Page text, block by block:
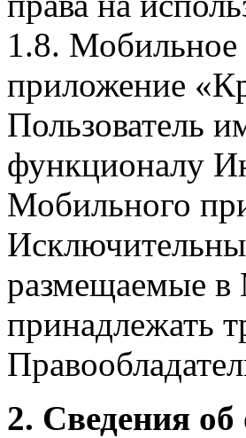
1.8.
приложение
Пользователь
функционалу
Мобильного
размещаемые
принадлежать
2. Сведения об